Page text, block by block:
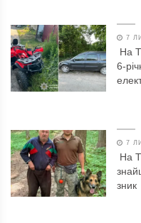
7
На
6-
7
На
зник